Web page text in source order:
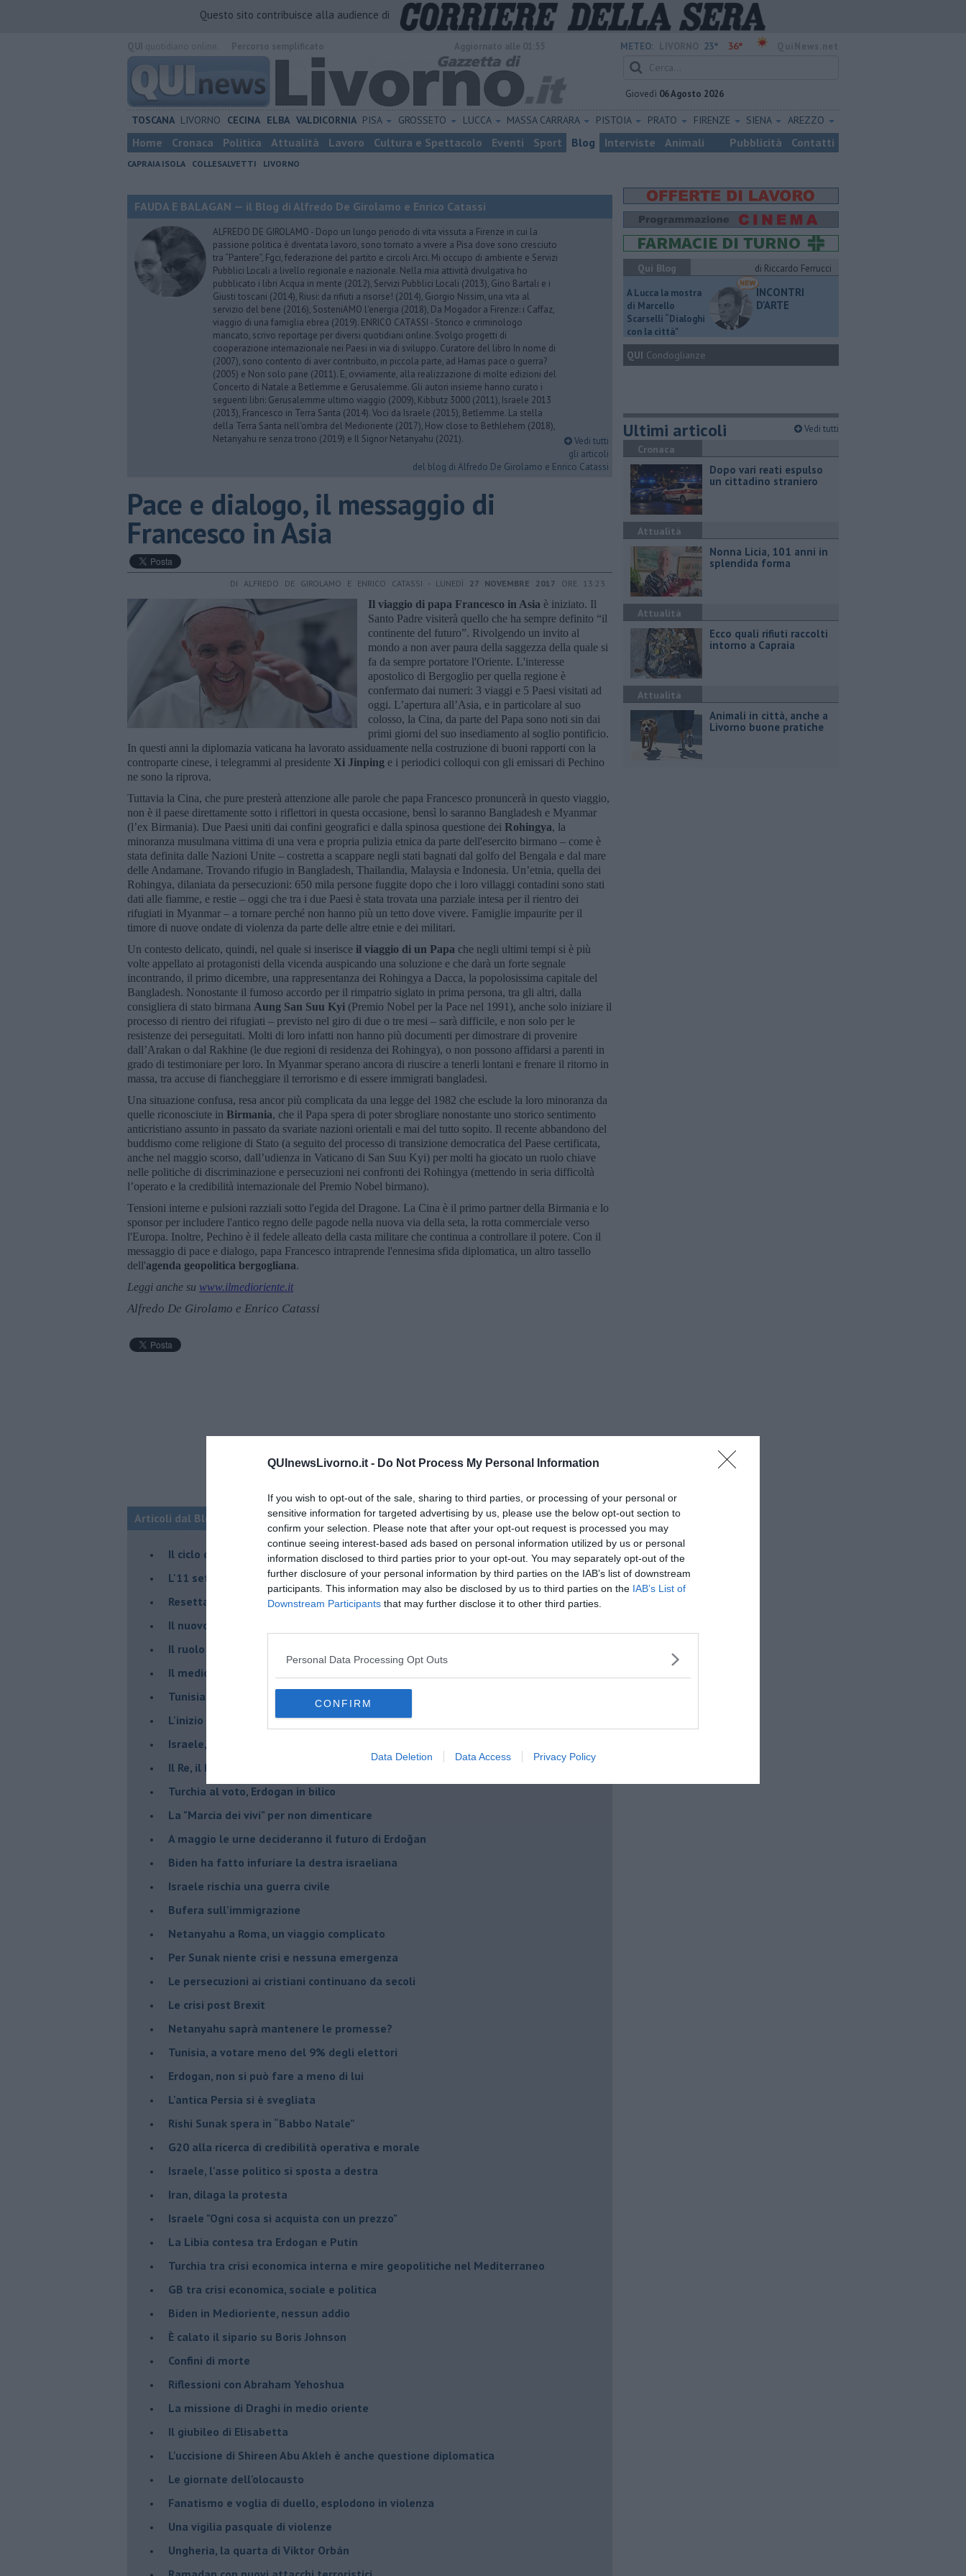
QUInewsLivorno.it - Do Not Process My Personal Information
If you wish to opt-out of the sale, sharing to third parties, or processing of your personal or
sensitive information for targeted advertising by us, please use the below opt-out section to
confirm your selection. Please note that after your opt-out request is processed you may
continue seeing interest-based ads based on personal information utilized by us or personal
information disclosed to third parties prior to your opt-out. You may separately opt-out of the
further disclosure of your personal information by third parties on the IAB’s list of downstream
participants. This information may also be disclosed by us to third parties on the IAB’s List of
Downstream Participants that may further disclose it to other third parties.
Personal Data Processing Opt Outs
CONFIRM
Data Deletion Data Access Privacy Policy
Questo sito contribuisce alla audience di
METEO: 23° 36°
Giovedì 06 Agosto 2026
TOSCANA LIVORNO CECINA ELBA VALDICORNIA PISA GROSSETO LUCCA MASSA CARRARA PISTOIA PRATO FIRENZE SIENA AREZZO
Home Cronaca Politica Attualità Lavoro Cultura e Spettacolo Eventi Sport Blog Interviste Animali Pubblicità Contatti
CAPRAIA ISOLA COLLESALVETTI LIVORNO
FAUDA E BALAGAN — il Blog di Alfredo De Girolamo e Enrico Catassi
ALFREDO DE GIROLAMO - Dopo un lungo periodo di vita vissuta a Firenze in cui la
passione politica è diventata lavoro, sono tornato a vivere a Pisa dove sono cresciuto
tra “Pantere”, Fgci, federazione del partito e circoli Arci. Mi occupo di ambiente e Servizi
Pubblici Locali a livello regionale e nazionale. Nella mia attività divulgativa ho
pubblicato i libri Acqua in mente (2012), Servizi Pubblici Locali (2013), Gino Bartali e i
Giusti toscani (2014), Riusi: da rifiuti a risorse! (2014), Giorgio Nissim, una vita al
servizio del bene (2016), SosteniAMO l'energia (2018), Da Mogador a Firenze: i Caffaz,
viaggio di una famiglia ebrea (2019). ENRICO CATASSI - Storico e criminologo
mancato, scrivo reportage per diversi quotidiani online. Svolgo progetti di
cooperazione internazionale nei Paesi in via di sviluppo. Curatore del libro In nome di
(2007), sono contento di aver contribuito, in piccola parte, ad Hamas pace o guerra?
(2005) e Non solo pane (2011). E, ovviamente, alla realizzazione di molte edizioni del
Concerto di Natale a Betlemme e Gerusalemme. Gli autori insieme hanno curato i
seguenti libri: Gerusalemme ultimo viaggio (2009), Kibbutz 3000 (2011), Israele 2013
(2013), Francesco in Terra Santa (2014). Voci da Israele (2015), Betlemme. La stella
della Terra Santa nell'ombra del Medioriente (2017), How close to Bethlehem (2018),
Netanyahu re senza trono (2019) e Il Signor Netanyahu (2021).
Vedi tutti
gli articoli
del blog di Alfredo De Girolamo e Enrico Catassi
Pace e dialogo, il messaggio di
Francesco in Asia
DI ALFREDO DE GIROLAMO E ENRICO CATASSI - LUNEDÌ 27 NOVEMBRE 2017 ORE 13:23
Il viaggio di papa Francesco in Asia è iniziato. Il
Santo Padre visiterà quello che ha sempre definito “il
continente del futuro”. Rivolgendo un invito al
mondo a non aver paura della saggezza della quale si
fa da sempre portatore l'Oriente. L'interesse
apostolico di Bergoglio per quella regione è
confermato dai numeri: 3 viaggi e 5 Paesi visitati ad
oggi. L’apertura all’Asia, e in particolare al suo
colosso, la Cina, da parte del Papa sono noti sin dai
primi giorni del suo insediamento al soglio pontificio.
In questi anni la diplomazia vaticana ha lavorato assiduamente nella costruzione di buoni rapporti con la
controparte cinese, i telegrammi al presidente Xi Jinping e i periodici colloqui con gli emissari di Pechino
ne sono la riprova.
Tuttavia la Cina, che pure presterà attenzione alle parole che papa Francesco pronuncerà in questo viaggio,
non è il paese direttamente sotto i riflettori in questa occasione, bensì lo saranno Bangladesh e Myanmar
(l’ex Birmania). Due Paesi uniti dai confini geografici e dalla spinosa questione dei Rohingya, la
minoranza musulmana vittima di una vera e propria pulizia etnica da parte dell'esercito birmano – come è
stata definita dalle Nazioni Unite – costretta a scappare negli stati bagnati dal golfo del Bengala e dal mare
delle Andamane. Trovando rifugio in Bangladesh, Thailandia, Malaysia e Indonesia. Un’etnia, quella dei
Rohingya, dilaniata da persecuzioni: 650 mila persone fuggite dopo che i loro villaggi contadini sono stati
dati alle fiamme, e restie – oggi che tra i due Paesi è stata trovata una parziale intesa per il rientro dei
rifugiati in Myanmar – a tornare perché non hanno più un tetto dove vivere. Famiglie impaurite per il
timore di nuove ondate di violenza da parte delle altre etnie e dei militari.
Un contesto delicato, quindi, nel quale si inserisce il viaggio di un Papa che negli ultimi tempi si è più
volte appellato ai protagonisti della vicenda auspicando una soluzione e che darà un forte segnale
incontrando, il primo dicembre, una rappresentanza dei Rohingya a Dacca, la popolosissima capitale del
Bangladesh. Nonostante il fumoso accordo per il rimpatrio siglato in prima persona, tra gli altri, dalla
consigliera di stato birmana Aung San Suu Kyi (Premio Nobel per la Pace nel 1991), anche solo iniziare il
processo di rientro dei rifugiati – previsto nel giro di due o tre mesi – sarà difficile, e non solo per le
resistenze dei perseguitati. Molti di loro infatti non hanno più documenti per dimostrare di provenire
dall’Arakan o dal Rakhine (le due regioni di residenza dei Rohingya), o non possono affidarsi a parenti in
grado di testimoniare per loro. In Myanmar sperano ancora di riuscire a tenerli lontani e frenare il ritorno in
massa, tra accuse di fiancheggiare il terrorismo e di essere immigrati bangladesi.
Una situazione confusa, resa ancor più complicata da una legge del 1982 che esclude la loro minoranza da
quelle riconosciute in Birmania, che il Papa spera di poter sbrogliare nonostante uno storico sentimento
anticristiano assunto in passato da svariate nazioni orientali e mai del tutto sopito. Il recente abbandono del
buddismo come religione di Stato (a seguito del processo di transizione democratica del Paese certificata,
anche nel maggio scorso, dall’udienza in Vaticano di San Suu Kyi) per molti ha giocato un ruolo chiave
nelle politiche di discriminazione e persecuzioni nei confronti dei Rohingya (mettendo in seria difficoltà
l’operato e la credibilità internazionale del Premio Nobel birmano).
Tensioni interne e pulsioni razziali sotto l'egida del Dragone. La Cina è il primo partner della Birmania e lo
sponsor per includere l'antico regno delle pagode nella nuova via della seta, la rotta commerciale verso
l'Europa. Inoltre, Pechino è il fedele alleato della casta militare che continua a controllare il potere. Con il
messaggio di pace e dialogo, papa Francesco intraprende l'ennesima sfida diplomatica, un altro tassello
dell'agenda geopolitica bergogliana.
Leggi anche su www.ilmedioriente.it
Alfredo De Girolamo e Enrico Catassi
Articoli dal Blog “Fauda e balagan” di Alfredo De Girolamo e Enrico Catassi
Il ciclo della violenza in Medioriente
L'11 settembre di Israele è iniziato il 7 ottobre 2023
Resettare l’era di Netanyahu
​Il nuovo corso dell’era di Erdogan
Il ruolo delle diplomazie nei conflitti
Il medioriente di Silvio
Tunisia rischiosa e strategica per l'Italia
L'inizio del “secolo della Turchia”
Israele, deciderà il borsone della spesa
Il Re, il Primo Ministro, il Sindaco e la Brexit
Turchia al voto, Erdogan in bilico
La "Marcia dei vivi" per non dimenticare
A maggio le urne decideranno il futuro di Erdoğan
Biden ha fatto infuriare la destra israeliana
Israele rischia una guerra civile
Bufera sull'immigrazione
Netanyahu a Roma, un viaggio complicato
Per Sunak niente crisi e nessuna emergenza
Le persecuzioni ai cristiani continuano da secoli
Le crisi post Brexit
Netanyahu saprà mantenere le promesse?
Tunisia, a votare meno del 9% degli elettori
Erdogan, non si può fare a meno di lui
L'antica Persia si è svegliata
Rishi Sunak spera in “Babbo Natale”
G20 alla ricerca di credibilità operativa e morale
Israele, l'asse politico si sposta a destra
Iran, dilaga la protesta
Israele "Ogni cosa si acquista con un prezzo"
La Libia contesa tra Erdogan e Putin
Turchia tra crisi economica interna e mire geopolitiche nel Mediterraneo
GB tra crisi economica, sociale e politica
Biden in Medioriente, nessun addio
È calato il sipario su Boris Johnson
Confini di morte
Riflessioni con Abraham Yehoshua
La missione di Draghi in medio oriente
Il giubileo di Elisabetta
L'uccisione di Shireen Abu Akleh è anche questione diplomatica
Le giornate dell'olocausto
Fanatismo e voglia di duello, esplodono in violenza
Una vigilia pasquale di violenze
Ungheria, la quarta di Viktor Orbán
Qui Blog
di Riccardo Ferrucci
A Lucca la mostra
di Marcello
Scarselli “Dialoghi
con la città"
INCONTRI
D'ARTE
QUI Condoglianze
Ultimi articoli Vedi tutti
Cronaca
Dopo vari reati espulso
un cittadino straniero
Attualità
Nonna Licia, 101 anni in
splendida forma
Attualità
Ecco quali rifiuti raccolti
intorno a Capraia
Attualità
Animali in città, anche a
Livorno buone pratiche